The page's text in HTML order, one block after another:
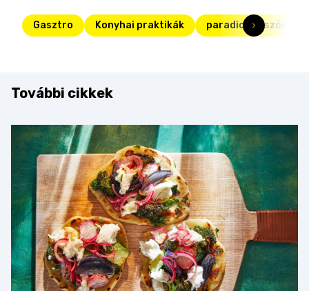
Gasztro Konyhai praktikák paradicsomszósz
További cikkek